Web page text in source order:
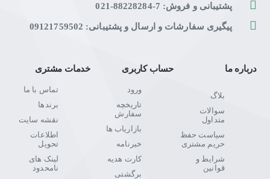
پشتیبانی و فروش: 7-88228284-021
پیگیری سفارشات و ارسال و پشتیبانی: 09121759502
درباره ما
بلاگ
سوالات
متداول
سیاست حفظ
حریم مشتری
شرایط و
قوانین
حساب کاربری
ورود
تاریخچه
سفارش
بازاریاب ها
خبرنامه
کارت هدیه
برگشتی
خدمات مشتری
تماس با ما
برندها
نقشه سایت
اطلاعات
تحویل
لینک های
نامحدود